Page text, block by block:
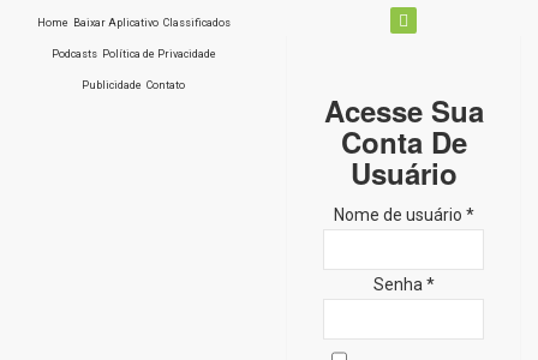
Home Baixar Aplicativo Classificados
Podcasts Política de Privacidade
Publicidade Contato
Acesse Sua
Conta De
Usuário
Nome de usuário *
Senha *